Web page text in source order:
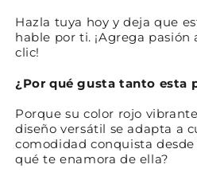
Hazla tuya hoy y deja que
hable por ti. ¡Agrega
clic!
¿Por qué gusta tanto esta
Porque su color rojo
diseño versátil se adapta a
comodidad conquista
qué te enamora de ella?